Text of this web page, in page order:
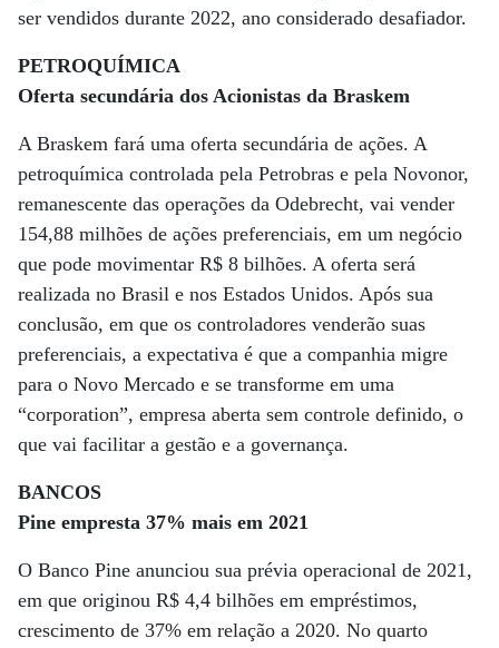
ser vendidos durante 2022, ano considerado desafiador.
PETROQUÍMICA
Oferta secundária dos Acionistas da Braskem
A Braskem fará uma oferta secundária de ações. A
petroquímica controlada pela Petrobras e pela Novonor,
remanescente das operações da Odebrecht, vai vender
154,88 milhões de ações preferenciais, em um negócio
que pode movimentar R$ 8 bilhões. A oferta será
realizada no Brasil e nos Estados Unidos. Após sua
conclusão, em que os controladores venderão suas
preferenciais, a expectativa é que a companhia migre
para o Novo Mercado e se transforme em uma
“corporation”, empresa aberta sem controle definido, o
que vai facilitar a gestão e a governança.
BANCOS
Pine empresta 37% mais em 2021
O Banco Pine anunciou sua prévia operacional de 2021,
em que originou R$ 4,4 bilhões em empréstimos,
crescimento de 37% em relação a 2020. No quarto